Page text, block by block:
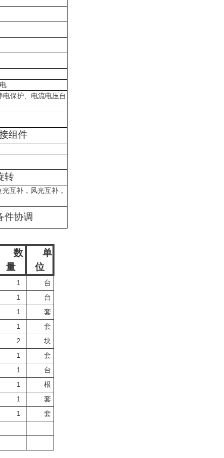
保护、电流电压自
组件
转
互补，风光互补，
件协调
数
量
单
位
1 台
1 台
1 套
1 套
2 块
1 套
1 台
1 根
1 套
1 套